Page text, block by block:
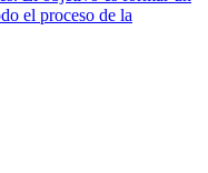
el proceso de la